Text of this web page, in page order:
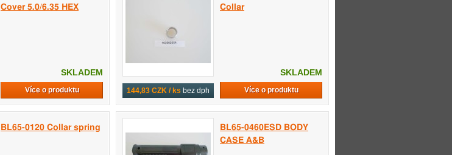
Cover 5.0/6.35 HEX
SKLADEM
Více o produktu 144,83 CZK / ks bez dph
Collar
SKLADEM
Více o produktu
BL65-0120 Collar spring
BL65-0460ESD BODY
CASE A&B